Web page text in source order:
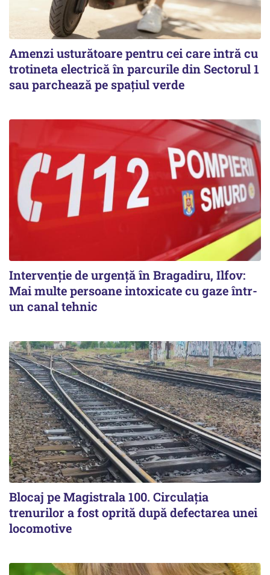
Amenzi usturătoare pentru cei care intră cu
trotineta electrică în parcurile din Sectorul 1
sau parchează pe spațiul verde
Intervenție de urgență în Bragadiru, Ilfov:
Mai multe persoane intoxicate cu gaze într-
un canal tehnic
Blocaj pe Magistrala 100. Circulația
trenurilor a fost oprită după defectarea unei
locomotive